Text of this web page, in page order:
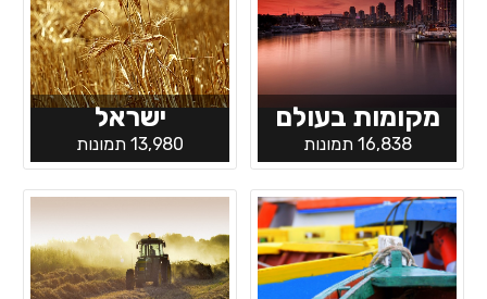
מקומות בעולם
16,838 תמונות
ישראל
13,980 תמונות